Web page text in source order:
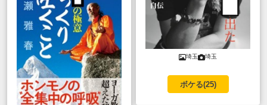
埼玉 埼玉
ボケる(25)